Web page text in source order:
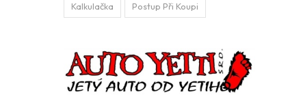
Kalkulačka Postup Při Koupi